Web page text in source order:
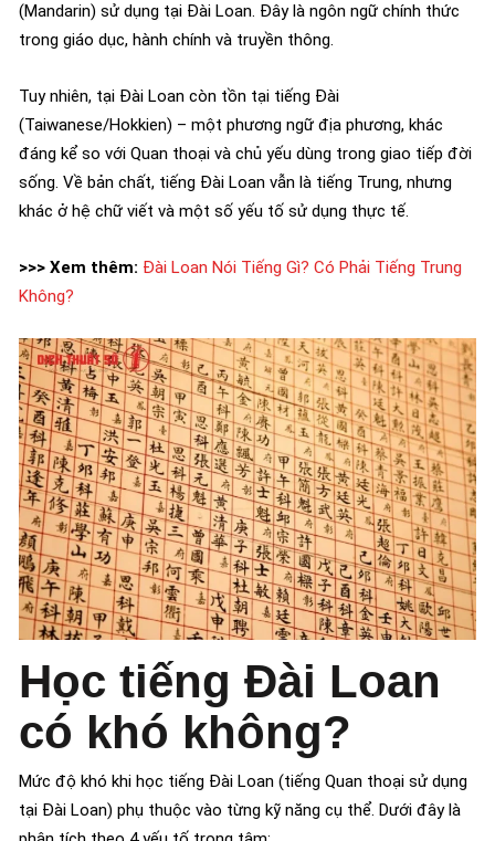
(Mandarin) sử dụng tại Đài Loan. Đây là ngôn ngữ chính thức
trong giáo dục, hành chính và truyền thông.
Tuy nhiên, tại Đài Loan còn tồn tại tiếng Đài
(Taiwanese/Hokkien) – một phương ngữ địa phương, khác
đáng kể so với Quan thoại và chủ yếu dùng trong giao tiếp đời
sống. Về bản chất, tiếng Đài Loan vẫn là tiếng Trung, nhưng
khác ở hệ chữ viết và một số yếu tố sử dụng thực tế.
>>> Xem thêm: Đài Loan Nói Tiếng Gì? Có Phải Tiếng Trung
Không?
Học tiếng Đài Loan
có khó không?
Mức độ khó khi học tiếng Đài Loan (tiếng Quan thoại sử dụng
tại Đài Loan) phụ thuộc vào từng kỹ năng cụ thể. Dưới đây là